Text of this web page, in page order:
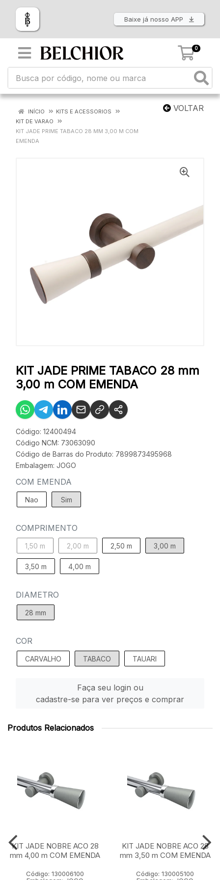
Baixe já nosso APP
0
VOLTAR
INÍCIO
KITS E ACESSORIOS
KIT DE VARAO
KIT JADE PRIME TABACO 28 MM 3,00 M COM
EMENDA
KIT JADE PRIME TABACO 28 mm
3,00 m COM EMENDA
Código: 12400494
Código NCM: 73063090
Código de Barras do Produto: 7899873495968
Embalagem: JOGO
COM EMENDA
Nao Sim
COMPRIMENTO
1,50 m 2,00 m 2,50 m 3,00 m
3,50 m 4,00 m
DIAMETRO
28 mm
COR
CARVALHO TABACO TAUARI
Faça seu login ou
cadastre-se para ver preços e comprar
Produtos Relacionados
KIT JADE NOBRE ACO 28
mm 4,00 m COM EMENDA
Código: 130006100
KIT JADE NOBRE ACO 28
mm 3,50 m COM EMENDA
Código: 130005100